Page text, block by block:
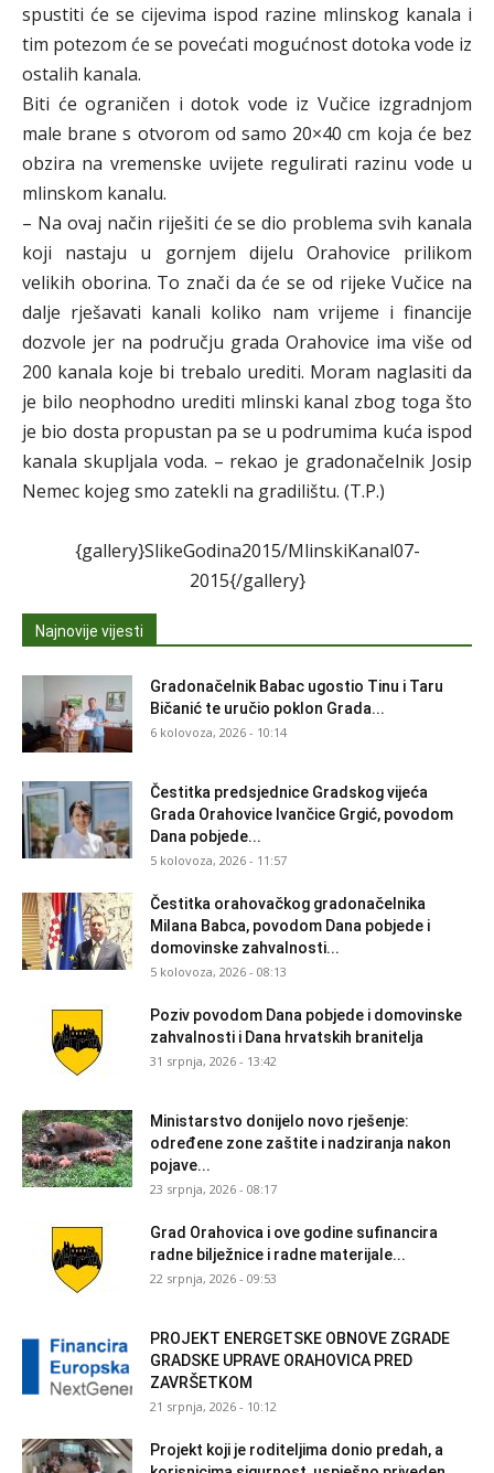
spustiti će se cijevima ispod razine mlinskog kanala i
tim potezom će se povećati mogućnost dotoka vode iz
ostalih kanala.
Biti će ograničen i dotok vode iz Vučice izgradnjom
male brane s otvorom od samo 20×40 cm koja će bez
obzira na vremenske uvijete regulirati razinu vode u
mlinskom kanalu.
– Na ovaj način riješiti će se dio problema svih kanala
koji nastaju u gornjem dijelu Orahovice prilikom
velikih oborina. To znači da će se od rijeke Vučice na
dalje rješavati kanali koliko nam vrijeme i financije
dozvole jer na području grada Orahovice ima više od
200 kanala koje bi trebalo urediti. Moram naglasiti da
je bilo neophodno urediti mlinski kanal zbog toga što
je bio dosta propustan pa se u podrumima kuća ispod
kanala skupljala voda. – rekao je gradonačelnik Josip
Nemec kojeg smo zatekli na gradilištu. (T.P.)
{gallery}SlikeGodina2015/MlinskiKanal07-
2015{/gallery}
Najnovije vijesti
Gradonačelnik Babac ugostio Tinu i Taru
Bičanić te uručio poklon Grada...
6 kolovoza, 2026 - 10:14
Čestitka predsjednice Gradskog vijeća
Grada Orahovice Ivančice Grgić, povodom
Dana pobjede...
5 kolovoza, 2026 - 11:57
Čestitka orahovačkog gradonačelnika
Milana Babca, povodom Dana pobjede i
domovinske zahvalnosti...
5 kolovoza, 2026 - 08:13
Poziv povodom Dana pobjede i domovinske
zahvalnosti i Dana hrvatskih branitelja
31 srpnja, 2026 - 13:42
Ministarstvo donijelo novo rješenje:
određene zone zaštite i nadziranja nakon
pojave...
23 srpnja, 2026 - 08:17
Grad Orahovica i ove godine sufinancira
radne bilježnice i radne materijale...
22 srpnja, 2026 - 09:53
PROJEKT ENERGETSKE OBNOVE ZGRADE
GRADSKE UPRAVE ORAHOVICA PRED
ZAVRŠETKOM
21 srpnja, 2026 - 10:12
Projekt koji je roditeljima donio predah, a